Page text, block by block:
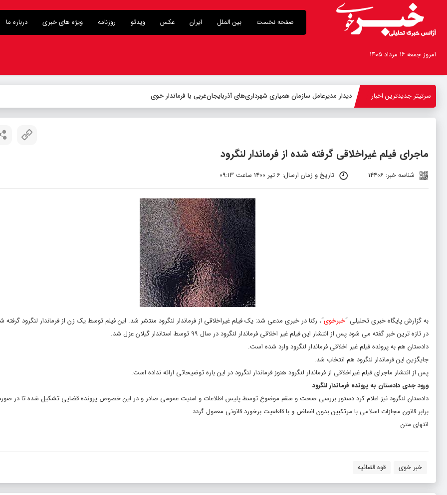
صفحه نخست بین الملل ایران عکس ویدئو روزنامه ویژه های خبری درباره ما
امروز جمعه ۱۶ مرداد ۱۴۰۵
سرتیتر جدیدترین اخبار دیدار مدیرعامل سازمان همیاری شهرداری‌های آذربایجان‌غربی با فرماندار خوی
ماجرای فیلم غیراخلاقی گرفته شده از فرماندار لنگرود
شناسه خبر: 14406 تاریخ و زمان ارسال: 6 تیر 1400 ساعت 09:13
به گزارش پایگاه خبری تحلیلی “خبرخوی“، رکنا در خبری مدعی شد: یک فیلم غیراخلاقی از فرماندار لنگرود منتشر شد. این فیلم توسط یک زن از فرماندار لنگرود گرفته
در تازه ترین خبر گفته می شود پس از انتشار این فیلم غیر اخلاقی فرماندار لنگرود در سال ۹۹ توسط استاندار گیلان عزل شد.
دادستان هم به پرونده فیلم غیر اخلاقی فرماندار لنگرود وارد شده است.
جایگزین این فرماندار لنگرود هم انتخاب شد.
پس از انتشار ماجرای فیلم غیراخلاقی از فرماندار لنگرود هنوز فرماندار لنگرود در این باره توضیحاتی ارائه نداده است.
ورود جدی دادستان به پرونده فرماندار لنگرود
دادستان لنگرود نیز اعلام کرد دستور بررسی صحت و سقم موضوع توسط پلیس اطلاعات و امنیت عمومی صادر و در این خصوص پرونده قضایی تشکیل شده تا در
برابر قانون مجازات اسلامی با مرتکبین بدون اغماض و با قاطعیت برخورد قانونی معمول گردد.
انتهای متن
خبر خوی قوه قضائیه